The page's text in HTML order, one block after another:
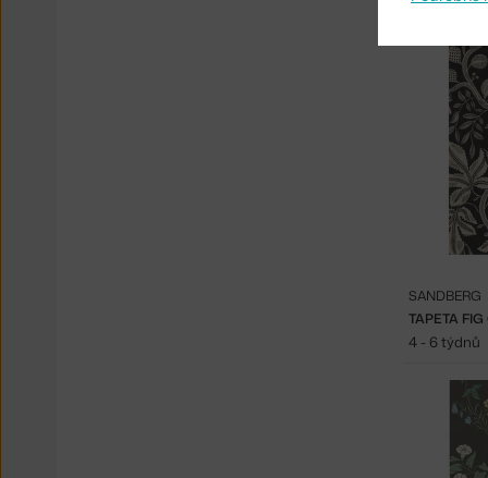
TAPETA
SANDBERG
4 - 6 týdnů